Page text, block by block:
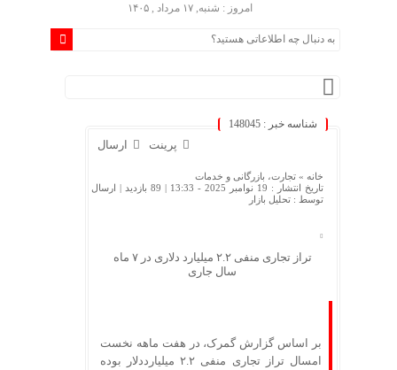
امروز : شنبه, ۱۷ مرداد , ۱۴۰۵
شناسه خبر : 148045
ارسال پرینت
خانه » تجارت، بازرگانی و خدمات
تاریخ انتشار : 19 نوامبر 2025 - 13:33 |
89 بازدید
| ارسال
توسط : تحلیل بازار
تراز تجاری منفی ۲.۲ میلیارد دلاری در ۷ ماه
سال جاری
بر اساس گزارش گمرک، در هفت ماهه نخست
امسال تراز تجاری منفی ۲.۲ میلیارددلار بوده